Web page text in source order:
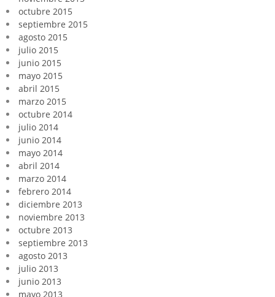
octubre 2015
septiembre 2015
agosto 2015
julio 2015
junio 2015
mayo 2015
abril 2015
marzo 2015
octubre 2014
julio 2014
junio 2014
mayo 2014
abril 2014
marzo 2014
febrero 2014
diciembre 2013
noviembre 2013
octubre 2013
septiembre 2013
agosto 2013
julio 2013
junio 2013
mayo 2013